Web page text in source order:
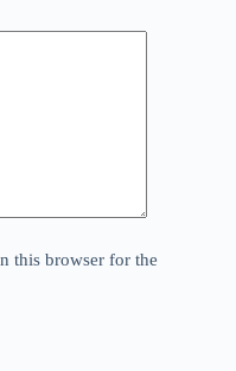
this browser for the